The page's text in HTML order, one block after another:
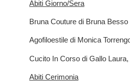
Abiti Giorno/Sera
Bruna Couture di Bruna
Agofiloestile di Monica
Cucito In Corso di Gallo Laura,
Abiti Cerimonia